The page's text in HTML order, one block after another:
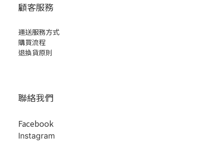
顧客服務
運送服務方式
購買流程
退換貨原則
聯絡我們
Facebook
Instagram